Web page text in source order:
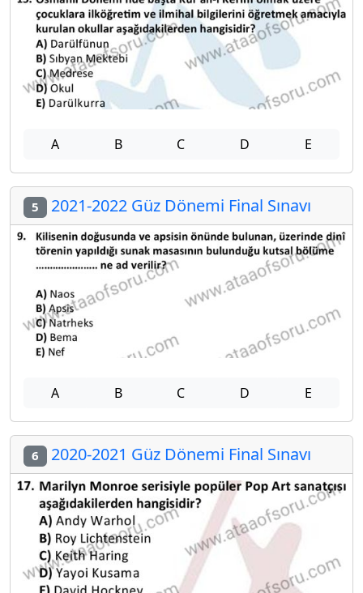
A B C D E
5 2021-2022 Güz Dönemi Final Sınavı
A B C D E
6 2020-2021 Güz Dönemi Final Sınavı